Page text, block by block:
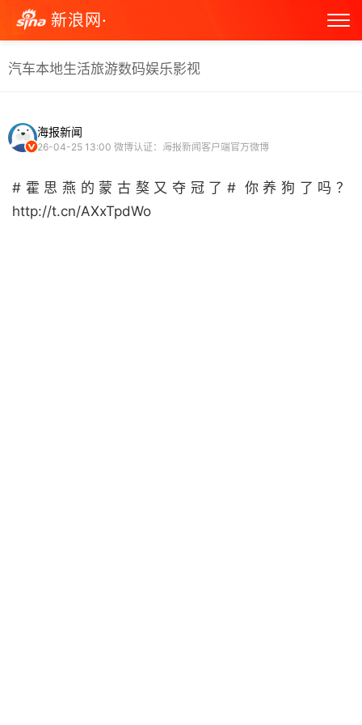
新浪网·
汽车本地生活旅游数码娱乐影视
海报新闻
26-04-25 13:00 微博认证：海报新闻客户端官方微博
#霍思燕的蒙古獒又夺冠了# 你养狗了吗？
http://t.cn/AXxTpdWo ​